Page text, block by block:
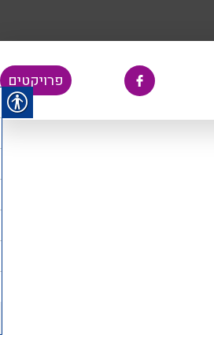
פרויקטים